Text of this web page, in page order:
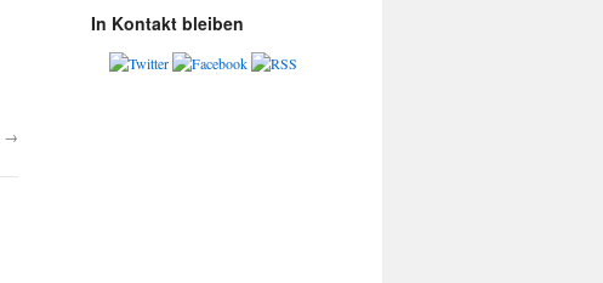
→
In Kontakt bleiben